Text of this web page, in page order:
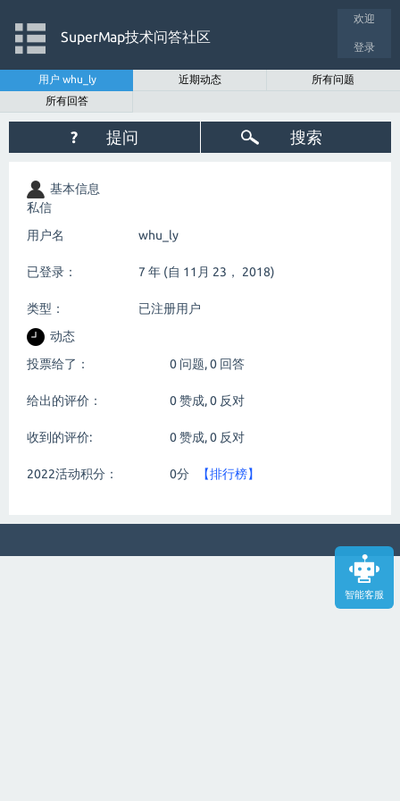
智能客服
欢迎
登录
SuperMap技术问答社区
用户 whu_ly 近期动态
所有问题
所有回答
? 提问 搜索
基本信息
私信
用户名
whu_ly
已登录： 7 年 (自 11月 23， 2018)
类型：
已注册用户
动态
投票给了：
0 问题,0 回答
给出的评价： 0赞成,0 反对
收到的评价: 0赞成,0 反对
2022活动积分： 0分 【排行榜】